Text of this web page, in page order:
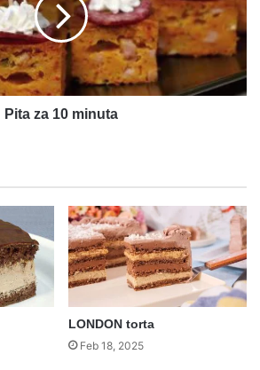
Pita za 10 minuta
LONDON torta
Feb 18, 2025